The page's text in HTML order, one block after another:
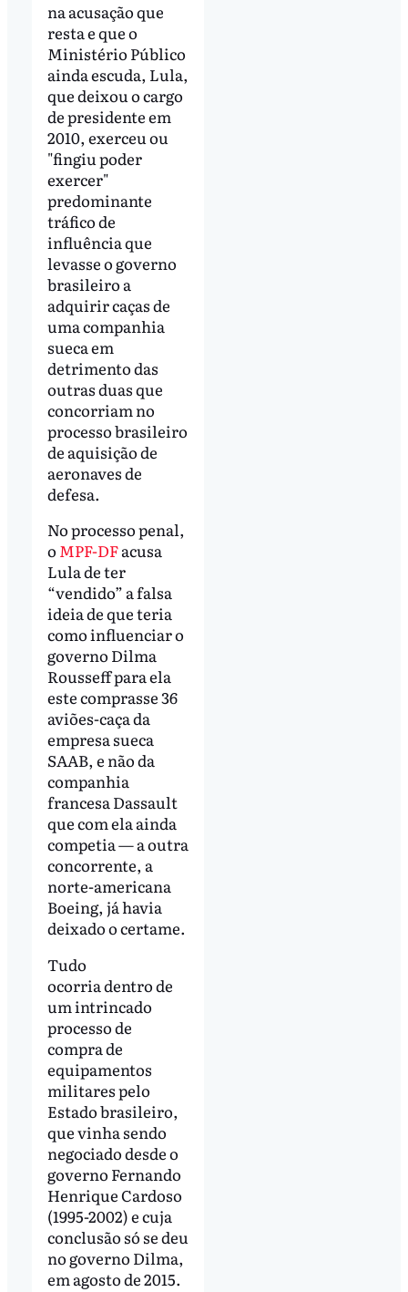
na acusação que
resta e que o
Ministério Público
ainda escuda, Lula,
que deixou o cargo
de presidente em
2010, exerceu ou
"fingiu poder
exercer"
predominante
tráfico de
influência que
levasse o governo
brasileiro a
adquirir caças de
uma companhia
sueca em
detrimento das
outras duas que
concorriam no
processo brasileiro
de aquisição de
aeronaves de
defesa.
No processo penal,
o MPF-DFacusa
Lula de ter
“vendido” a falsa
ideia de que teria
como influenciar o
governo Dilma
Rousseff para ela
este comprasse 36
aviões-caça da
empresa sueca
SAAB, e não da
companhia
francesa Dassault
que com ela ainda
competia — a outra
concorrente, a
norte-americana
Boeing, já havia
deixado o certame.
Tudo
ocorria dentro de
um intrincado
processo de
compra de
equipamentos
militares pelo
Estado brasileiro,
que vinha sendo
negociado desde o
governo Fernando
Henrique Cardoso
(1995-2002) e cuja
conclusão só se deu
no governo Dilma,
em agosto de 2015.